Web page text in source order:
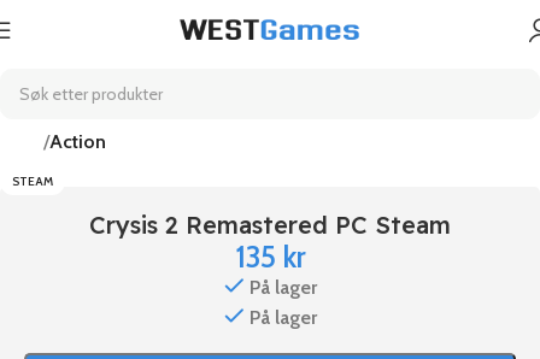
Action
STEAM
Crysis 2 Remastered PC Steam
135 kr
På lager
På lager